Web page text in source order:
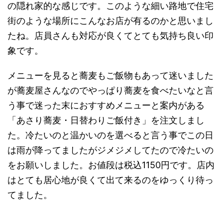
の隠れ家的な感じです。このような細い路地で住宅
街のような場所にこんなお店が有るのかと思いまし
たね。店員さんも対応が良くてとても気持ち良い印
象です。
メニューを見ると蕎麦もご飯物もあって迷いました
が蕎麦屋さんなのでやっぱり蕎麦を食べたいなと言
う事で迷った末におすすめメニューと案内がある
「あさり蕎麦・日替わりご飯付き」を注文しまし
た。冷たいのと温かいのを選べると言う事でこの日
は雨が降ってましたがジメジメしてたので冷たいの
をお願いしました。お値段は税込1150円です。店内
はとても居心地が良くて出て来るのをゆっくり待っ
てました。